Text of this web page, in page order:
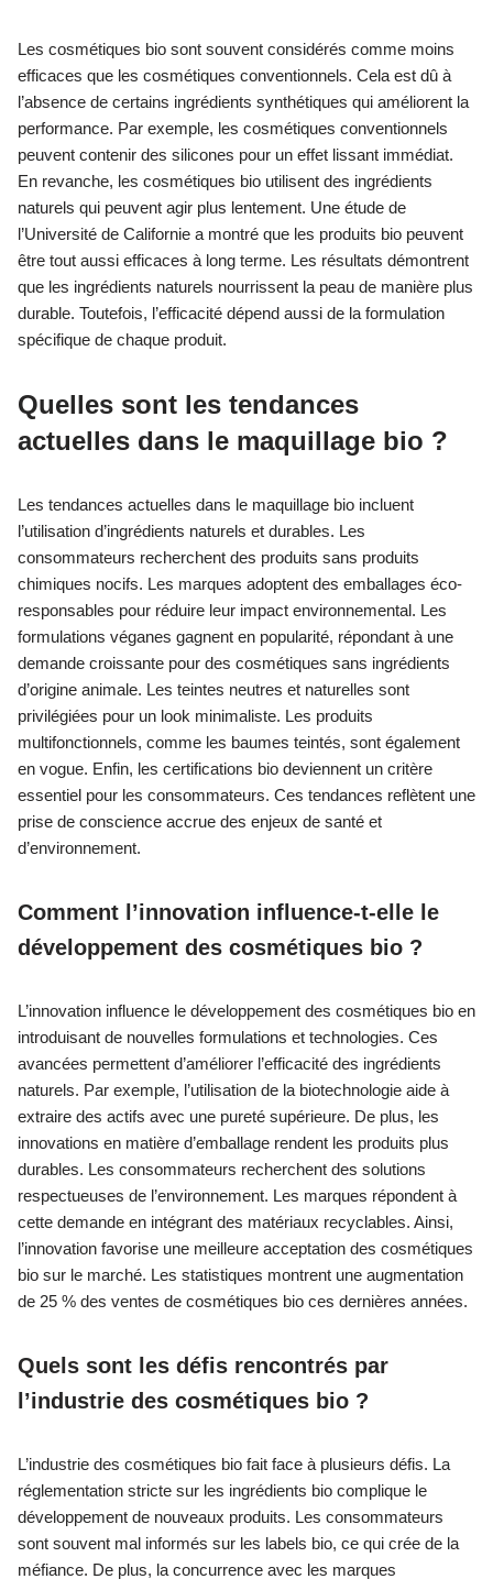
Les cosmétiques bio sont souvent considérés comme moins
efficaces que les cosmétiques conventionnels. Cela est dû à
l’absence de certains ingrédients synthétiques qui améliorent la
performance. Par exemple, les cosmétiques conventionnels
peuvent contenir des silicones pour un effet lissant immédiat.
En revanche, les cosmétiques bio utilisent des ingrédients
naturels qui peuvent agir plus lentement. Une étude de
l’Université de Californie a montré que les produits bio peuvent
être tout aussi efficaces à long terme. Les résultats démontrent
que les ingrédients naturels nourrissent la peau de manière plus
durable. Toutefois, l’efficacité dépend aussi de la formulation
spécifique de chaque produit.
Quelles sont les tendances
actuelles dans le maquillage bio ?
Les tendances actuelles dans le maquillage bio incluent
l’utilisation d’ingrédients naturels et durables. Les
consommateurs recherchent des produits sans produits
chimiques nocifs. Les marques adoptent des emballages éco-
responsables pour réduire leur impact environnemental. Les
formulations véganes gagnent en popularité, répondant à une
demande croissante pour des cosmétiques sans ingrédients
d’origine animale. Les teintes neutres et naturelles sont
privilégiées pour un look minimaliste. Les produits
multifonctionnels, comme les baumes teintés, sont également
en vogue. Enfin, les certifications bio deviennent un critère
essentiel pour les consommateurs. Ces tendances reflètent une
prise de conscience accrue des enjeux de santé et
d’environnement.
Comment l’innovation influence-t-elle le
développement des cosmétiques bio ?
L’innovation influence le développement des cosmétiques bio en
introduisant de nouvelles formulations et technologies. Ces
avancées permettent d’améliorer l’efficacité des ingrédients
naturels. Par exemple, l’utilisation de la biotechnologie aide à
extraire des actifs avec une pureté supérieure. De plus, les
innovations en matière d’emballage rendent les produits plus
durables. Les consommateurs recherchent des solutions
respectueuses de l’environnement. Les marques répondent à
cette demande en intégrant des matériaux recyclables. Ainsi,
l’innovation favorise une meilleure acceptation des cosmétiques
bio sur le marché. Les statistiques montrent une augmentation
de 25 % des ventes de cosmétiques bio ces dernières années.
Quels sont les défis rencontrés par
l’industrie des cosmétiques bio ?
L’industrie des cosmétiques bio fait face à plusieurs défis. La
réglementation stricte sur les ingrédients bio complique le
développement de nouveaux produits. Les consommateurs
sont souvent mal informés sur les labels bio, ce qui crée de la
méfiance. De plus, la concurrence avec les marques